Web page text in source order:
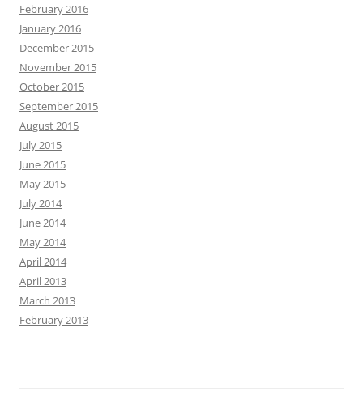
February 2016
January 2016
December 2015
November 2015
October 2015
September 2015
August 2015
July 2015
June 2015
May 2015
July 2014
June 2014
May 2014
April 2014
April 2013
March 2013
February 2013